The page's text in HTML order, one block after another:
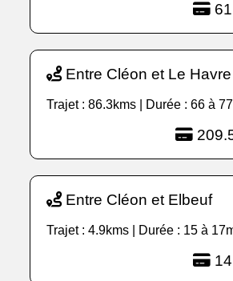
Entre Cléon et Le Havre
Trajet : 86.3kms | Durée : 66 à
Entre Cléon et Elbeuf
Trajet : 4.9kms | Durée : 15 à